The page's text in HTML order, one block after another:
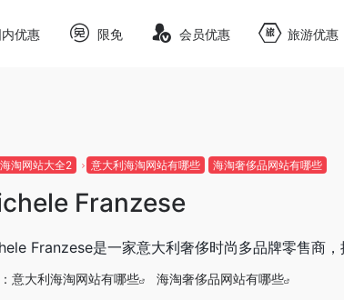
优惠 限免 会员优惠 旅游优惠
淘网站大全2 意大利海淘网站有哪些 海淘奢侈品网站有哪些
Franzese
Franzese是一家意大利奢侈时尚多品牌零售商，
意大利海淘网站有哪些
海淘奢侈品网站有哪些